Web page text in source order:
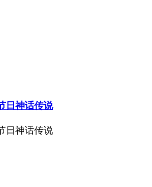
日神话传说
日神话传说